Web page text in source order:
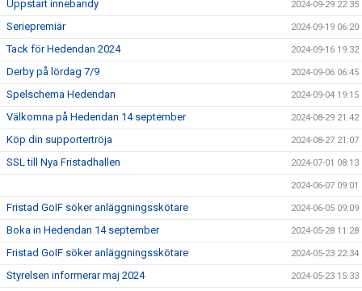
Uppstart innebandy 2024-09-29 22:35
Seriepremiär 2024-09-19 06:20
Tack för Hedendan 2024 2024-09-16 19:32
Derby på lördag 7/9 2024-09-06 06:45
Spelschema Hedendan 2024-09-04 19:15
Välkomna på Hedendan 14 september 2024-08-29 21:42
Köp din supportertröja 2024-08-27 21:07
SSL till Nya Fristadhallen 2024-07-01 08:13
2024-06-07 09:01
Fristad GoIF söker anläggningsskötare 2024-06-05 09:09
Boka in Hedendan 14 september 2024-05-28 11:28
Fristad GoIF söker anläggningsskötare 2024-05-23 22:34
Styrelsen informerar maj 2024 2024-05-23 15:33